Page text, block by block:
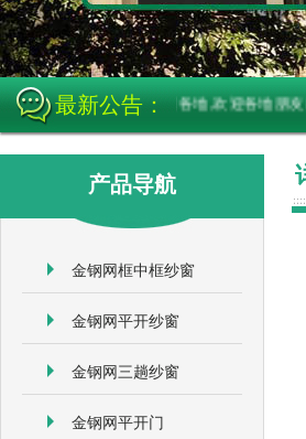
最新公告：
,强度高,畅销全国各地,欢迎各地朋友前来
产品导航
金钢网框中框纱窗
金钢网平开纱窗
金钢网三趟纱窗
金钢网平开门